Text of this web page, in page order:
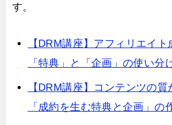
す。
【DRM講座】アフィリエイト
「特典」と「企画」の使い分
【DRM講座】コンテンツの質
「成約を生む特典と企画」の